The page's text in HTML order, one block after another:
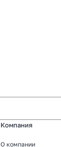
Компания
О компании